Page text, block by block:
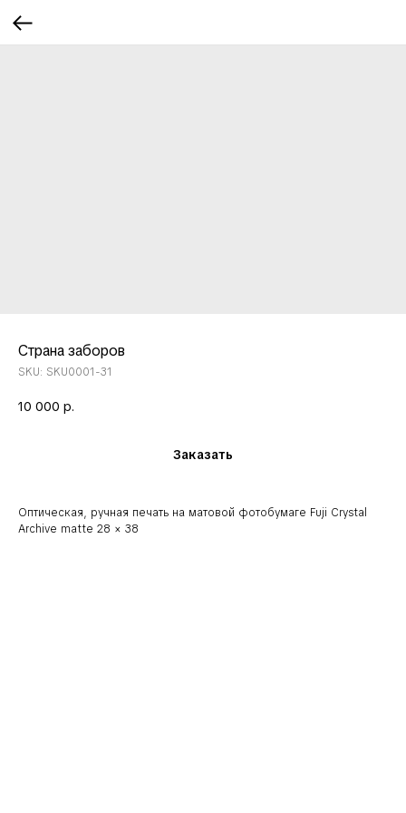
Страна заборов
SKU: SKU0001-31
10 000 р.
Заказать
Оптическая, ручная печать на матовой фотобумаге Fuji Crystal
Archive matte 28 × 38